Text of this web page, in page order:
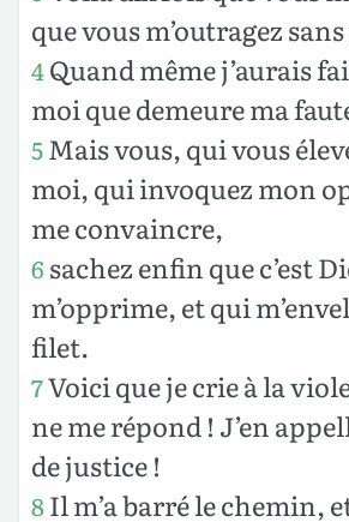
que vous m’outragez
4Quand même j’aurais
moi que demeure ma
5Mais vous, qui vous
moi, qui invoquez mon
me convaincre,
6 sachez enfin que c’est
m’opprime, et qui
filet.
7Voici que je crie à la
ne me répond ! J’en
de justice !
8Il m’a barré le chemin,